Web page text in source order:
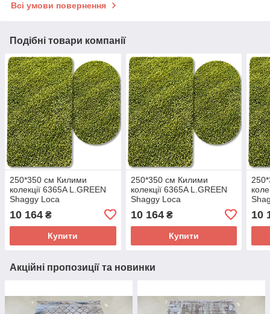
Всі умови повернення
Подібні товари компанії
250*350 см Килими
колекції 6365A L.GREEN
Shaggy Loca
10 164 ₴
Купити
250*350 см Килими
колекції 6365A L.GREEN
Shaggy Loca
10 164₴
Купити
10
Акційні пропозиції та новинки